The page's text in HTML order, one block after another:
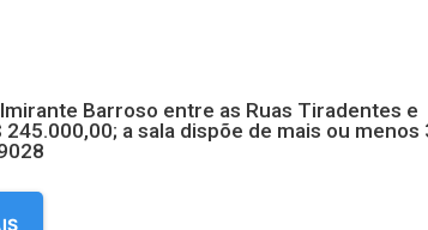
Barroso entre as Ruas Tiradentes e
a sala dispõe de mais ou menos